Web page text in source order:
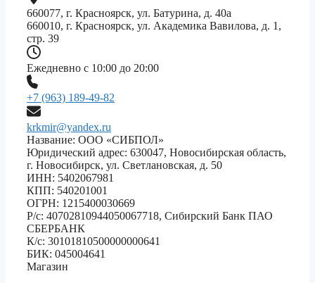
660077, г. Красноярск, ул. Батурина, д. 40а
660010, г. Красноярск, ул. Академика Вавилова, д. 1,
стр. 39
Ежедневно с 10:00 до 20:00
+7 (963) 189-49-82
krkmir@yandex.ru
Название: ООО «СИБПОЛ»
Юридический адрес: 630047, Новосибирская область,
г. Новосибирск, ул. Светлановская, д. 50
ИНН: 5402067981
КПП: 540201001
ОГРН: 1215400030669
Р/с: 40702810944050067718, Сибирский Банк ПАО
СБЕРБАНК
К/с: 30101810500000000641
БИК: 045004641
Магазин